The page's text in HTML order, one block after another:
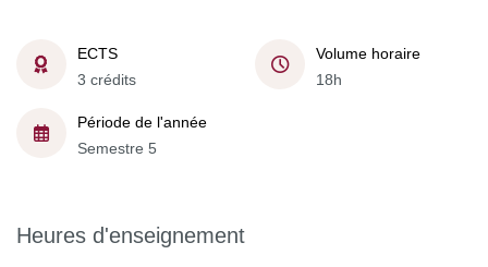
ECTS
3 crédits
Volume horaire
18h
Période de l'année
Semestre 5
Heures d'enseignement